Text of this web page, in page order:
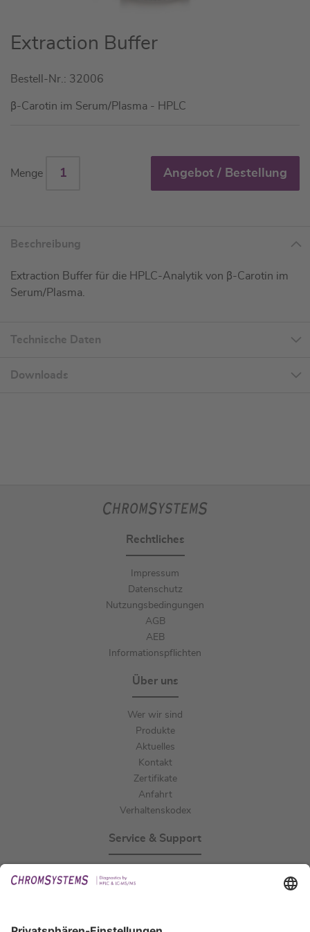
Zum
Anfang
Bildgalerie
springen
Extraction Buffer
Bestell-Nr.: 32006
β-Carotin im Serum/Plasma - HPLC
Menge Angebot / Bestellung
Beschreibung
Extraction Buffer für die HPLC-Analytik von β-Carotin im
Serum/Plasma.
Technische Daten
Downloads
Rechtliches
Impressum
Datenschutz
Nutzungsbedingungen
AGB
AEB
Informationspflichten
Über uns
Wer wir sind
Produkte
Aktuelles
Kontakt
Zertifikate
Anfahrt
Verhaltenskodex
Service & Support